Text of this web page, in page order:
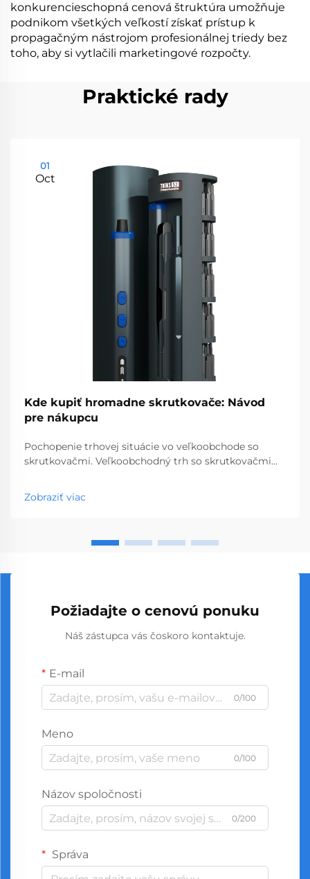
konkurencieschopná cenová štruktúra umožňuje
podnikom všetkých veľkostí získať prístup k
propagačným nástrojom profesionálnej triedy bez
toho, aby si vytlačili marketingové rozpočty.
Praktické rady
01
Oct
Kde kupiť hromadne skrutkovače: Návod
pre nákupcu
Pochopenie trhovej situácie vo veľkoobchode so
skrutkovačmi. Veľkoobchodný trh so skrutkovačmi
nástrojov, ktorý obsluhuje podniky od obchodov so
stavebninami až po stavebné spoločnosti. S
Zobraziť viac
Požiadajte o cenovú ponuku
Náš zástupca vás čoskoro kontaktuje.
E-mail
0/100
Meno
0/100
Názov spoločnosti
0/200
Správa